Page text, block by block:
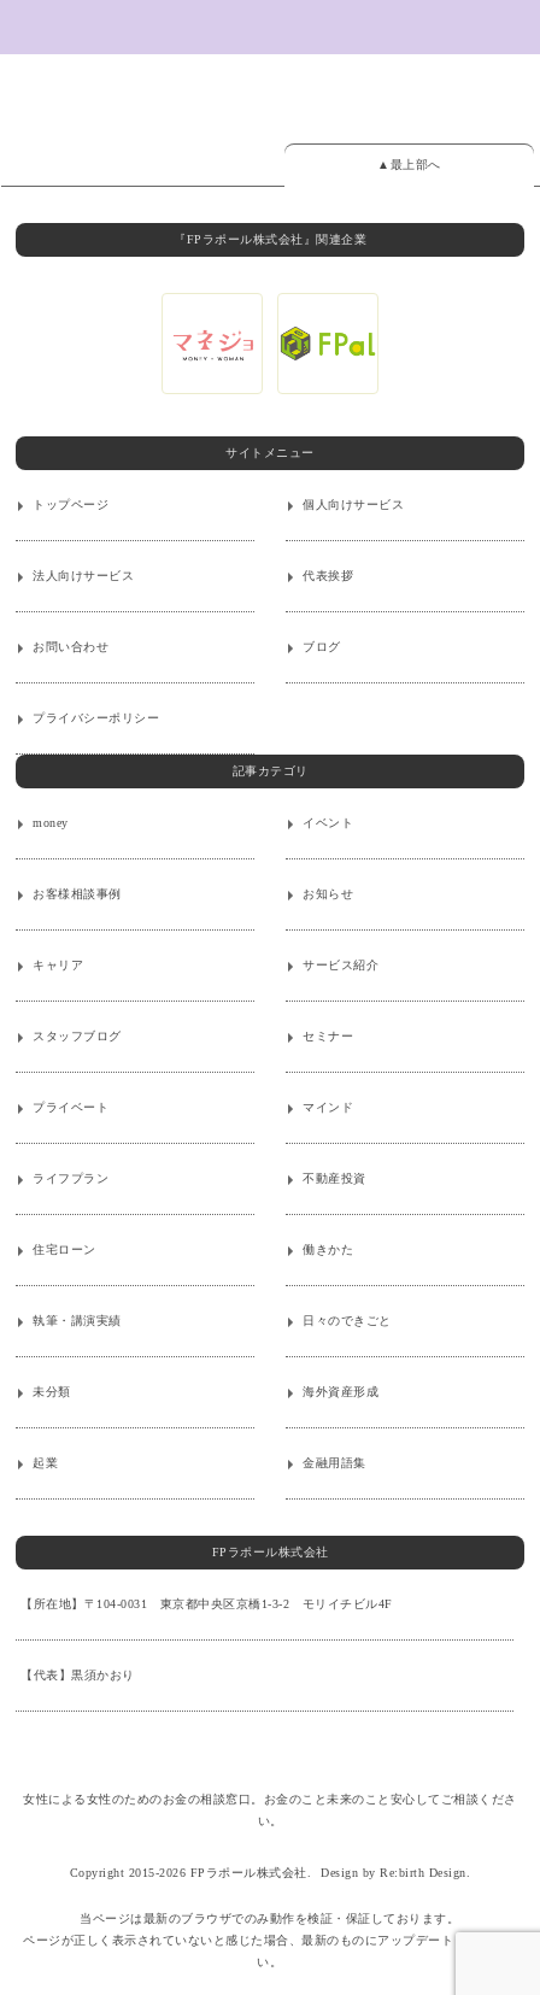
▲最上部へ
『FPラポール株式会社』関連企業
サイトメニュー
トップページ 個人向けサービス
法人向けサービス 代表挨拶
お問い合わせ ブログ
プライバシーポリシー
記事カテゴリ
money イベント
お客様相談事例 お知らせ
キャリア サービス紹介
スタッフブログ セミナー
プライベート マインド
ライフプラン 不動産投資
住宅ローン 働きかた
執筆・講演実績 日々のできごと
未分類 海外資産形成
起業 金融用語集
FPラポール株式会社
【所在地】〒104-0031 東京都中央区京橋1-3-2 モリイチビル4F
【代表】黒須かおり
女性による女性のためのお金の相談窓口。お金のこと未来のこと安心してご相談くださ
い。
Copyright 2015-2026 FPラポール株式会社. Design by Re:birth Design.
当ページは最新のブラウザでのみ動作を検証・保証しております。
ページが正しく表示されていないと感じた場合、最新のものにアップデートしてくださ
い。